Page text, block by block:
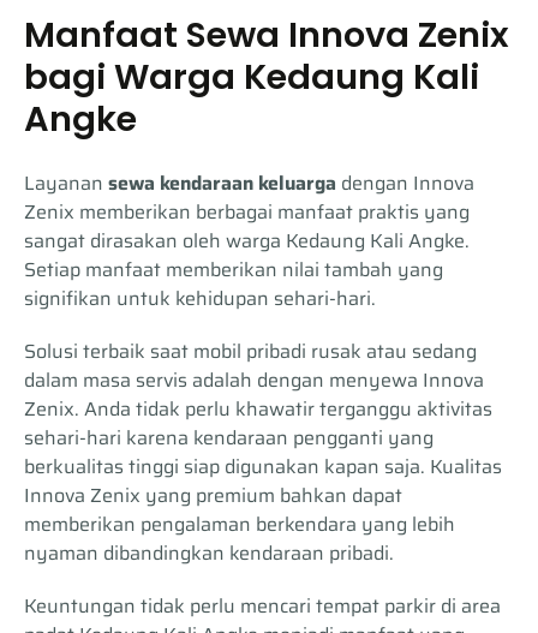
Manfaat Sewa Innova Zenix
bagi Warga Kedaung Kali
Angke
Layanan sewa kendaraan keluarga dengan Innova
Zenix memberikan berbagai manfaat praktis yang
sangat dirasakan oleh warga Kedaung Kali Angke.
Setiap manfaat memberikan nilai tambah yang
signifikan untuk kehidupan sehari-hari.
Solusi terbaik saat mobil pribadi rusak atau sedang
dalam masa servis adalah dengan menyewa Innova
Zenix. Anda tidak perlu khawatir terganggu aktivitas
sehari-hari karena kendaraan pengganti yang
berkualitas tinggi siap digunakan kapan saja. Kualitas
Innova Zenix yang premium bahkan dapat
memberikan pengalaman berkendara yang lebih
nyaman dibandingkan kendaraan pribadi.
Keuntungan tidak perlu mencari tempat parkir di area